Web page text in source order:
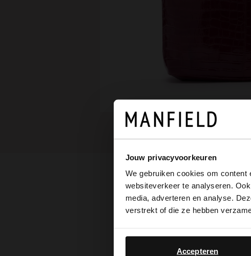
Jouw privacyvoorkeuren
We gebruiken cookies om
websiteverkeer te analyseren.
media, adverteren en analyse.
verstrekt of die ze hebben
Accepteren
It